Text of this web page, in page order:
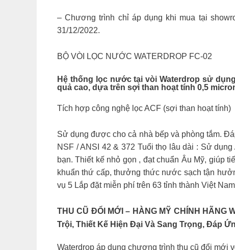
– Chương trình chỉ áp dụng khi mua tại
31/12/2022.
BỘ VÒI LỌC NƯỚC WATERDROP FC-02
Hệ thống lọc nước tại vòi Waterdrop sử
quả cao, dựa trên sợi than hoạt tính 0,5
Tích hợp công nghệ lọc ACF (sợi than hoạt tính)
Sử dụng được cho cả nhà bếp và phòng tắm.
NSF / ANSI 42 & 372 Tuổi thọ lâu dài : Sử
bạn. Thiết kế nhỏ gọn , đạt chuẩn Âu Mỹ, giúp
khuẩn thứ cấp, thưởng thức nước sạch tận
vụ 5 Lắp đặt miễn phí trên 63 tỉnh thành Việt Nam
THU CŨ ĐỔI MỚI – HÀNG MỸ CHÍNH
Trội, Thiết Kế Hiện Đại Và Sang Trọng, Đáp
Waterdrop áp dụng chương trình thu cũ đổi mới